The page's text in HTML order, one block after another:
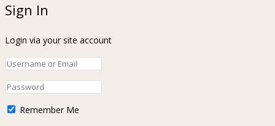
Sign In
Login via your site account
Remember Me